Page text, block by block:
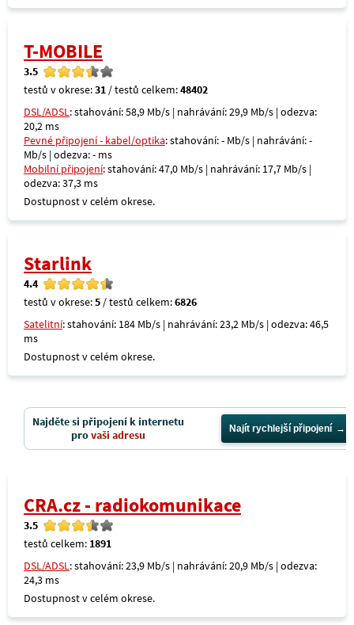
T-MOBILE
3.5
testů v okrese:31 / testů celkem:48402
DSL/ADSL: stahování: 58,9 Mb/s | nahrávání: 29,9 Mb/s | odezva:
20,2 ms
Pevné připojení - kabel/optika: stahování: - Mb/s | nahrávání: -
Mb/s | odezva: - ms
Mobilní připojení: stahování: 47,0 Mb/s | nahrávání: 17,7 Mb/s |
odezva: 37,3 ms
Dostupnost v celém okrese.
Starlink
4.4
testů v okrese:5 / testů celkem:6826
Satelitní: stahování: 184 Mb/s | nahrávání: 23,2 Mb/s | odezva: 46,5
ms
Dostupnost v celém okrese.
Najděte si připojení k internetu
provaši adresu Najít rychlejší připojení
CRA.cz - radiokomunikace
3.5
testů celkem: 1891
DSL/ADSL: stahování: 23,9 Mb/s | nahrávání: 20,9 Mb/s | odezva:
24,3 ms
Dostupnost v celém okrese.